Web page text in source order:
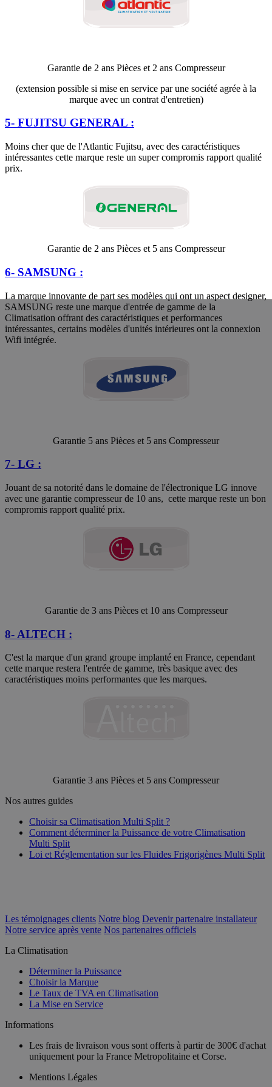
Garantie de 2 ans Pièces et 2 ans Compresseur
(extension possible si mise en service par une société agrée à la
marque avec un contrat d'entretien)
5- FUJITSU GENERAL :
Moins cher que de l'Atlantic Fujitsu, avec des caractéristiques
intéressantes cette marque reste un super compromis rapport qualité
prix.
Garantie de 2 ans Pièces et 5 ans Compresseur
6- SAMSUNG :
La marque innovante de part ses modèles qui ont un aspect designer,
SAMSUNG reste une marque d'entrée de gamme de la
Climatisation offrant des caractéristiques et performances
intéressantes, certains modèles d'unités intérieures ont la connexion
Wifi intégrée.
Garantie 5 ans Pièces et 5 ans Compresseur
7- LG :
Jouant de sa notorité dans le domaine de l'électronique LG innove
avec une garantie compresseur de 10 ans, cette marque reste un bon
compromis rapport qualité prix.
Garantie de 3 ans Pièces et 10 ans Compresseur
8- ALTECH :
C'est la marque d'un grand groupe implanté en France, cependant
cette marque restera l'entrée de gamme, très basique avec des
caractéristiques moins performantes que les marques.
Garantie 3 ans Pièces et 5 ans Compresseur
Nos autres guides
Choisir sa Climatisation Multi Split ?
Comment déterminer la Puissance de votre Climatisation
Multi Split
Loi et Réglementation sur les Fluides Frigorigènes Multi Split
Les témoignages clients Notre blog Devenir partenaire installateur
Notre service après vente Nos partenaires officiels
La Climatisation
Déterminer la Puissance
Choisir la Marque
Le Taux de TVA en Climatisation
La Mise en Service
Informations
Les frais de livraison vous sont offerts à partir de 300€ d'achat
uniquement pour la France Metropolitaine et Corse.
Mentions Légales